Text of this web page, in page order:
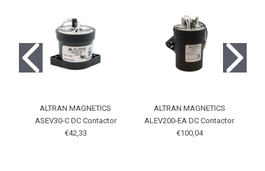
ALTRAN MAGNETICS
ASEV30-C DC Contactor
€42,33
ALTRAN MAGNETICS
ALEV200-EA DC Contactor
€100,04